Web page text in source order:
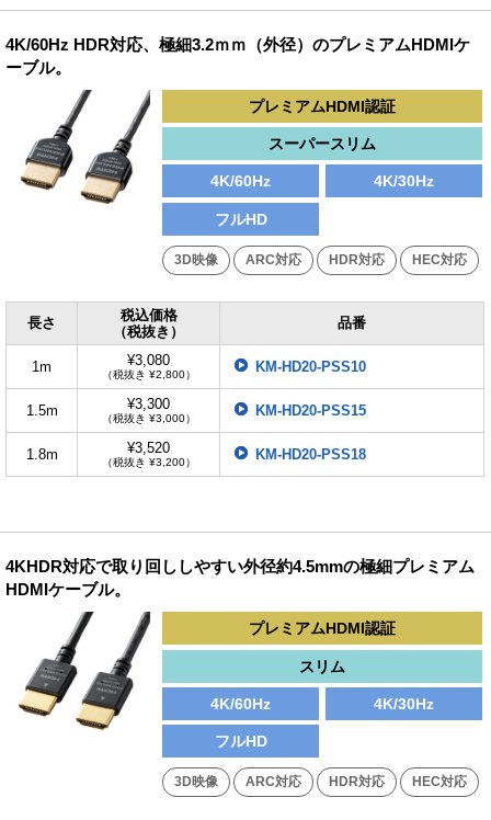
4K/60Hz HDR対応、極細3.2ｍｍ（外径）のプレミアムHDMIケ
ーブル。
プレミアムHDMI認証
スーパースリム
4K/60Hz 4K/30Hz
フルHD
3D映像 ARC対応 HDR対応 HEC対応
長さ
税込価格
（税抜き）
品番
1m ¥3,080
（税抜き ¥2,800） KM-HD20-PSS10
1.5m ¥3,300
（税抜き ¥3,000） KM-HD20-PSS15
1.8m ¥3,520
（税抜き ¥3,200） KM-HD20-PSS18
4KHDR対応で取り回ししやすい外径約4.5mmの極細プレミアム
HDMIケーブル。
プレミアムHDMI認証
スリム
4K/60Hz 4K/30Hz
フルHD
3D映像 ARC対応 HDR対応 HEC対応